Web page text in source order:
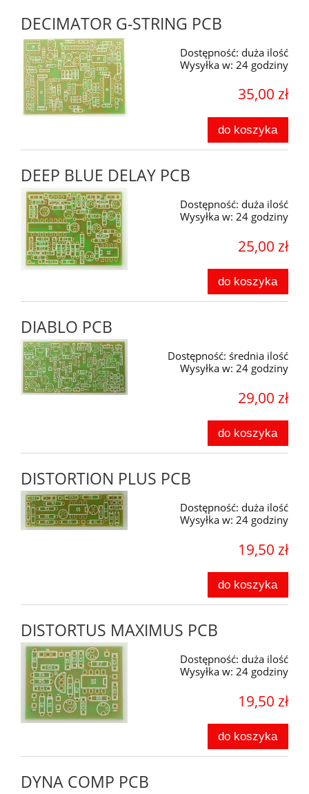
DECIMATOR G-STRING PCB
Dostępność: duża ilość
Wysyłka w: 24 godziny
35,00 zł
do koszyka
DEEP BLUE DELAY PCB
Dostępność: duża ilość
Wysyłka w: 24 godziny
25,00 zł
do koszyka
DIABLO PCB
Dostępność: średnia ilość
Wysyłka w: 24 godziny
29,00 zł
do koszyka
DISTORTION PLUS PCB
Dostępność: duża ilość
Wysyłka w: 24 godziny
19,50 zł
do koszyka
DISTORTUS MAXIMUS PCB
Dostępność: duża ilość
Wysyłka w: 24 godziny
19,50 zł
do koszyka
DYNA COMP PCB